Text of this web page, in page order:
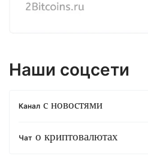
Наши соцсети
Канал с новостями
Чат о криптовалютах